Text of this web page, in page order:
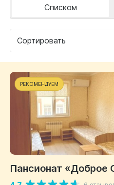
Сортировать
Списком
РЕКОМЕНДУЕМ
Пансионат «Доброе